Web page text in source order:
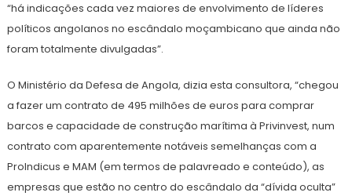
“há indicações cada vez maiores de envolvimento de líderes
políticos angolanos no escândalo moçambicano que ainda não
foram totalmente divulgadas”.
O Ministério da Defesa de Angola, dizia esta consultora, “chegou
a fazer um contrato de 495 milhões de euros para comprar
barcos e capacidade de construção marítima à Privinvest, num
contrato com aparentemente notáveis semelhanças com a
Prolndicus e MAM (em termos de palavreado e conteúdo), as
empresas que estão no centro do escândalo da “dívida oculta”